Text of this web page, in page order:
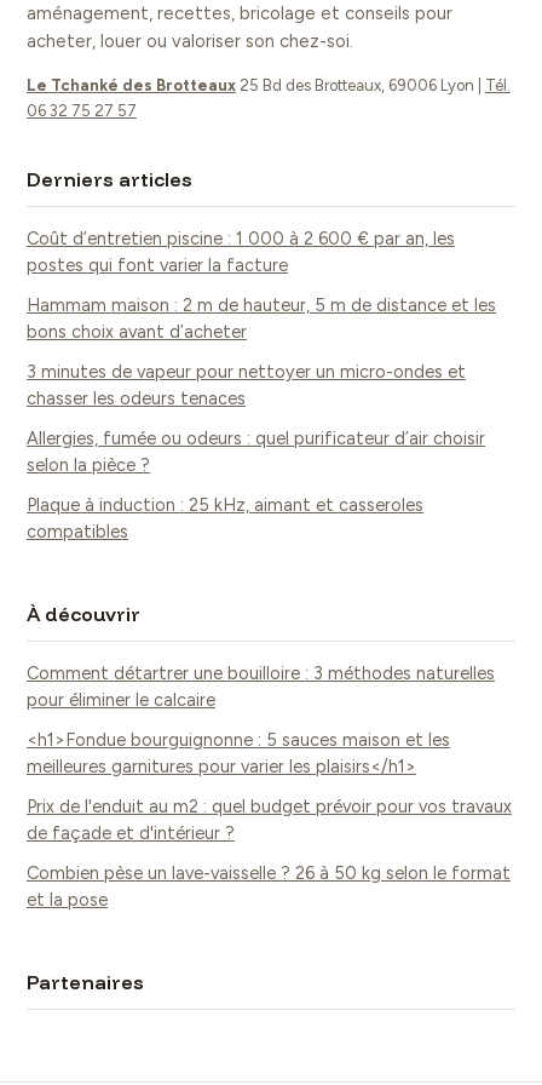
conditions de
succès.
osmose avec la
nature
aménagement, recettes, bricolage et conseils pour
acheter, louer ou valoriser son chez-soi.
Le Tchanké des Brotteaux 25 Bd des Brotteaux, 69006 Lyon
Tél.
06 32 75 27 57
Derniers articles
Coût d’entretien piscine : 1 000 à 2 600 € par an, les
postes qui font varier la facture
Hammam maison : 2 m de hauteur, 5 m de distance et les
bons choix avant d’acheter
3 minutes de vapeur pour nettoyer un micro-ondes et
chasser les odeurs tenaces
Allergies, fumée ou odeurs : quel purificateur d’air choisir
selon la pièce ?
Plaque à induction : 25 kHz, aimant et casseroles
compatibles
À découvrir
Comment détartrer une bouilloire : 3 méthodes naturelles
pour éliminer le calcaire
<h1>Fondue bourguignonne : 5 sauces maison et les
meilleures garnitures pour varier les plaisirs</h1>
Prix de l'enduit au m2 : quel budget prévoir pour vos travaux
de façade et d'intérieur ?
Combien pèse un lave-vaisselle ? 26 à 50 kg selon le format
et la pose
Partenaires